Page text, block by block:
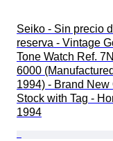
Seiko - Sin precio
reserva - Vintage
Tone Watch Ref.
6000
1994) - Brand New
Stock with Tag -
1994